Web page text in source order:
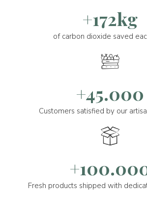
+172kg
of carbon dioxide saved
+45.000
Customers satisfied by our
Fresh products shipped with